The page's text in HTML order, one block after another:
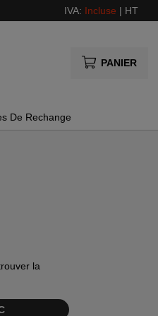
IVA: Incluse | HT
PANIER
De Rechange
la